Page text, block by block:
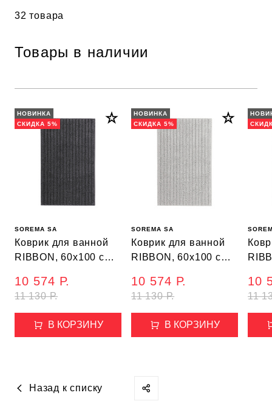
Товары в наличии
32 товара
НОВИНКА
СКИДКА 5%
SOREMA SA
Коврик для ванной
RIBBON, 60х100 см,
11 130 Р.
10 574 Р.
В КОРЗИНУ
НОВИНКА
СКИДКА 5%
SOREMA SA
Коврик для ванной
RIBBON, 60х100 см,
11 130 Р.
10 574 Р.
В КОРЗИНУ
11
10
Назад к списку